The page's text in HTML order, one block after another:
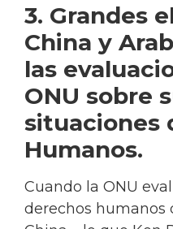
3. Grandes
China y
las
ONU sobre
situaciones
Humanos.
Cuando la ONU
derechos humanos